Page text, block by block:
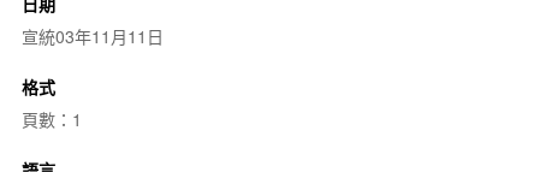
宣統03年11月11日
格式
頁數：1